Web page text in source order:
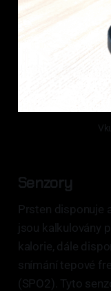
Senzory
Prsten disponuje
jsou kalkulovány
kalorie, dále
snímání tepové
(SPO2). Tyto